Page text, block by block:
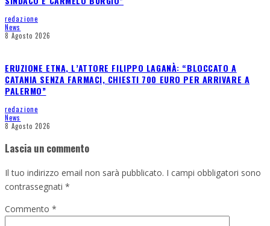
redazione
News
8 Agosto 2026
ERUZIONE ETNA, L’ATTORE FILIPPO LAGANÀ: “BLOCCATO A
CATANIA SENZA FARMACI, CHIESTI 700 EURO PER ARRIVARE A
PALERMO”
redazione
News
8 Agosto 2026
Lascia un commento
Il tuo indirizzo email non sarà pubblicato. I campi obbligatori sono
contrassegnati *
Commento *